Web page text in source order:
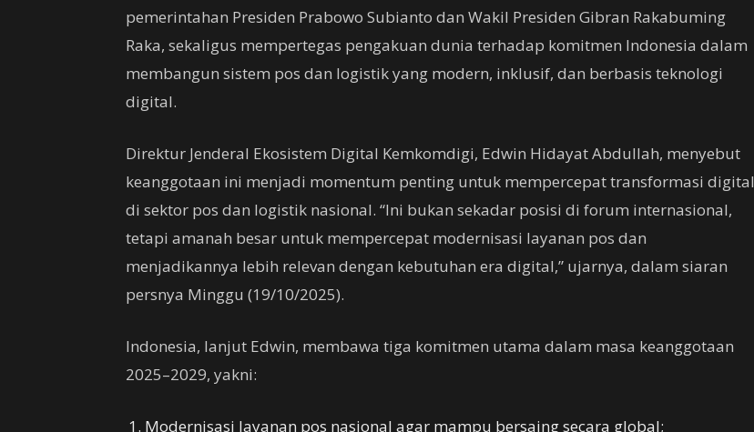
pemerintahan Presiden Prabowo Subianto dan Wakil Presiden Gibran Rakabuming
Raka, sekaligus mempertegas pengakuan dunia terhadap komitmen Indonesia dalam
membangun sistem pos dan logistik yang modern, inklusif, dan berbasis teknologi
digital.
Direktur Jenderal Ekosistem Digital Kemkomdigi, Edwin Hidayat Abdullah, menyebut
keanggotaan ini menjadi momentum penting untuk mempercepat transformasi digital
di sektor pos dan logistik nasional. “Ini bukan sekadar posisi di forum internasional,
tetapi amanah besar untuk mempercepat modernisasi layanan pos dan
menjadikannya lebih relevan dengan kebutuhan era digital,” ujarnya, dalam siaran
persnya Minggu (19/10/2025).
Indonesia, lanjut Edwin, membawa tiga komitmen utama dalam masa keanggotaan
2025–2029, yakni:
Modernisasi layanan pos nasional agar mampu bersaing secara global;